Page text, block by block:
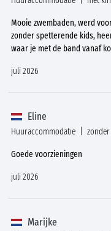
Mooie zwembaden, werd
zonder spetterende kids,
waar je met de band vanaf
juli 2026
Eline
Huuraccommodatie
Goede voorzieningen
juli 2026
Marijke